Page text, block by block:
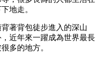
地走。
著背包徒步進入的深山
近年來一躍成為世界最長
多的地方。